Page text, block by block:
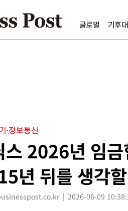
글로벌 기후
·정보통신
스 2026년 임
년 뒤를 생각
2026-06-09